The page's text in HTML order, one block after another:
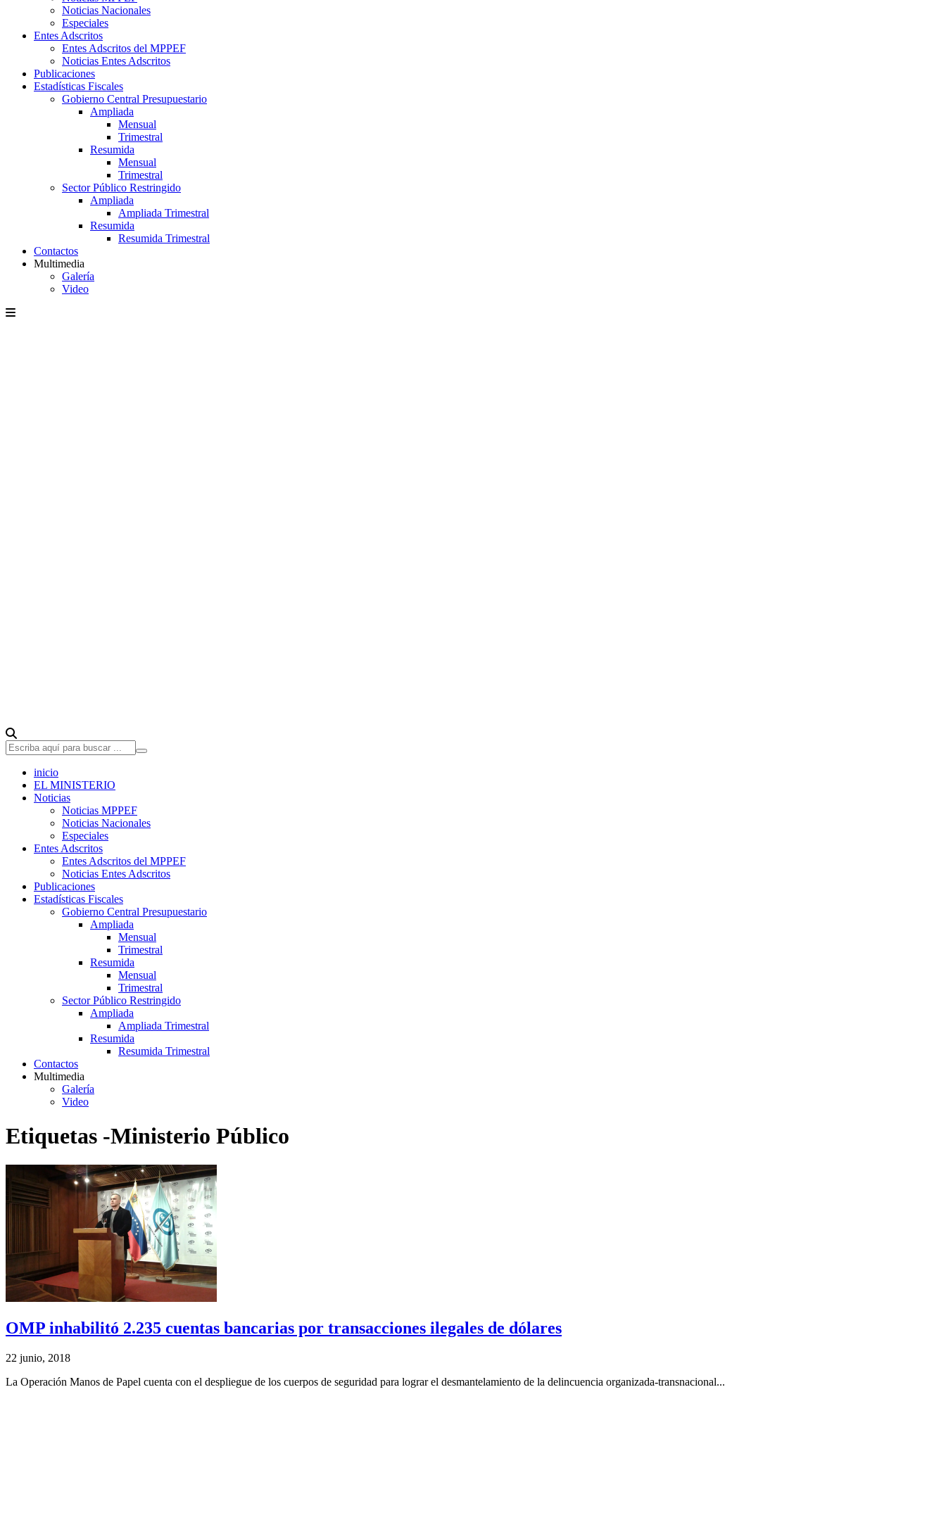
Noticias Nacionales
Especiales
Entes Adscritos
Entes Adscritos del MPPEF
Noticias Entes Adscritos
Publicaciones
Estadísticas Fiscales
Gobierno Central Presupuestario
Ampliada
Mensual
Trimestral
Resumida
Mensual
Trimestral
Sector Público Restringido
Ampliada
Ampliada Trimestral
Resumida
Resumida Trimestral
Contactos
Multimedia
Galería
Video
inicio
EL MINISTERIO
Noticias
Noticias MPPEF
Noticias Nacionales
Especiales
Entes Adscritos
Entes Adscritos del MPPEF
Noticias Entes Adscritos
Publicaciones
Estadísticas Fiscales
Gobierno Central Presupuestario
Ampliada
Mensual
Trimestral
Resumida
Mensual
Trimestral
Sector Público Restringido
Ampliada
Ampliada Trimestral
Resumida
Resumida Trimestral
Contactos
Multimedia
Galería
Video
Etiquetas -Ministerio Público
OMP inhabilitó 2.235 cuentas bancarias por transacciones ilegales de dólares
22 junio, 2018
La Operación Manos de Papel cuenta con el despliegue de los cuerpos de seguridad para lograr el desmantelamiento de la delincuencia organizada-transnacional...